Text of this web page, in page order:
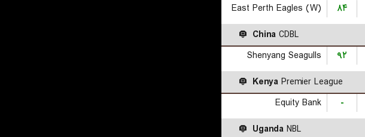
East Perth Eagles (W)
۸۴
China CDBL
Shenyang Seagulls
۹۲
Kenya Premier League
Equity Bank
-
Uganda NBL